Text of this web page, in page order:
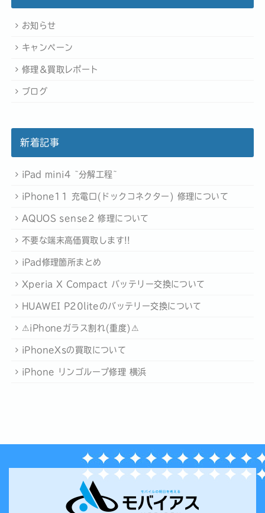
お知らせ
キャンペーン
修理＆買取レポート
ブログ
新着記事
iPad mini4 ~分解工程~
iPhone11 充電口(ドックコネクター) 修理について
AQUOS sense2 修理について
不要な端末高価買取します!!
iPad修理箇所まとめ
Xperia X Compact バッテリー交換について
HUAWEI P20liteのバッテリー交換について
⚠︎iPhoneガラス割れ(重度)⚠︎
iPhoneXsの買取について
iPhone リンゴループ修理 横浜